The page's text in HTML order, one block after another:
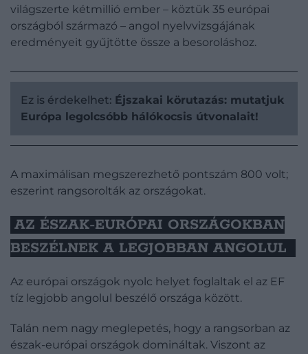
világszerte kétmillió ember – köztük 35 európai
országból származó – angol nyelvvizsgájának
eredményeit gyűjtötte össze a besoroláshoz.
Ez is érdekelhet: Éjszakai körutazás: mutatjuk
Európa legolcsóbb hálókocsis útvonalait!
A maximálisan megszerezhető pontszám 800 volt;
eszerint rangsorolták az országokat.
AZ ÉSZAK-EURÓPAI ORSZÁGOKBAN
BESZÉLNEK A LEGJOBBAN ANGOLUL
Az európai országok nyolc helyet foglaltak el az EF
tíz legjobb angolul beszélő országa között.
Talán nem nagy meglepetés, hogy a rangsorban az
észak-európai országok domináltak. Viszont az